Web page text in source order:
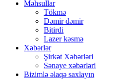
Məhsullar
Tökmə
Dəmir dəmir
Bitirdi
Lazer kəsmə
Xəbərlər
Şirkət Xəbərləri
Sənaye xəbərləri
Bizimlə əlaqə saxlayın